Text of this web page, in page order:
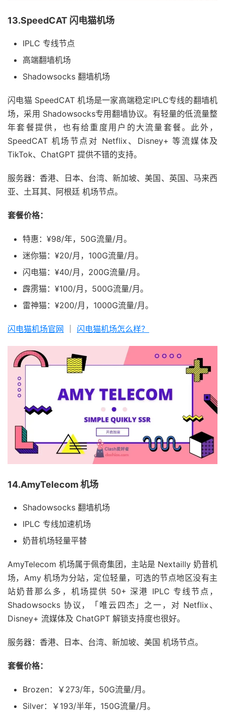
13.SpeedCAT 闪电猫机场
IPLC 专线节点
高端翻墙机场
Shadowsocks 翻墙机场
闪电猫 SpeedCAT 机场是一家高端稳定IPLC专线的翻墙机
场，采用 Shadowsocks专用翻墙协议。有轻量的低流量整
年套餐提供，也有给重度用户的大流量套餐。此外，
SpeedCAT 机场节点对 Netflix、Disney+ 等流媒体及
TikTok、ChatGPT 提供不错的支持。
服务器：香港、日本、台湾、新加坡、美国、英国、马来西
亚、土耳其、阿根廷 机场节点。
套餐价格：
特惠：¥98/年，50G流量/月。
迷你猫：¥20/月，100G流量/月。
闪电猫：¥40/月，200G流量/月。
霹雳猫：¥100/月，500G流量/月。
雷神猫：¥200/月，1000G流量/月。
闪电猫机场官网 闪电猫机场怎么样？
14.AmyTelecom 机场
Shadowsocks 翻墙机场
IPLC 专线加速机场
奶昔机场轻量平替
AmyTelecom 机场属于佩奇集团，主站是 Nextailly 奶昔机
场，Amy 机场为分站，定位轻量，可选的节点地区没有主
站奶昔那么多，机场提供 50+ 深港 IPLC 专线节点，
Shadowsocks 协议，「唯云四杰」之一，对 Netflix、
Disney+ 流媒体及 ChatGPT 解锁支持度也很好。
服务器：香港、日本、台湾、新加坡、美国 机场节点。
套餐价格：
Brozen：￥273/年，50G流量/月。
Silver：￥193/半年，150G流量/月。